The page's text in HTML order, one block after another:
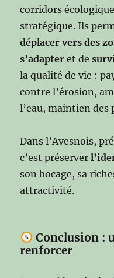
corridors
stratégique. Ils
déplacer vers des
s’adapter et de
la qualité de vie :
contre l’érosion,
l’eau, maintien des
Dans l’Avesnois,
c’est préserver
son bocage, sa
attractivité.
Conclusion :
renforcer